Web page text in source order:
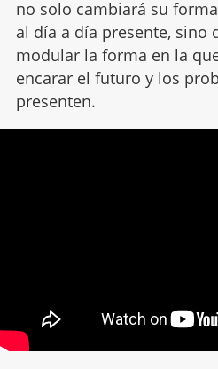
no solo cambiará su
al día a día presente, sino
modular la forma en la
encarar el futuro y los
presenten.